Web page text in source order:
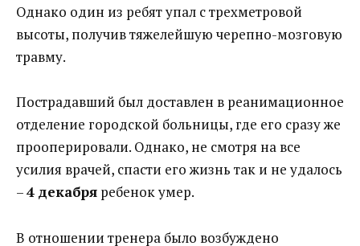
Однако один из ребят упал с трехметровой
высоты, получив тяжелейшую черепно-мозговую
травму.
Пострадавший был доставлен в реанимационное
отделение городской больницы, где его сразу же
прооперировали. Однако, не смотря на все
усилия врачей, спасти его жизнь так и не удалось
–4 декабря ребенок умер.
В отношении тренера было возбуждено